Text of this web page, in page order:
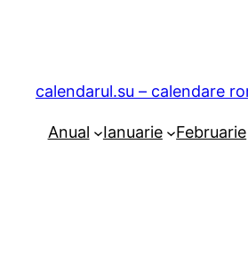
calendarul.su – calendare
Anual Ianuarie Februarie